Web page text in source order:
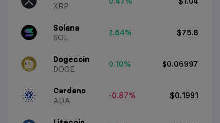
XRP
Solana
SOL
2.64% $75.8
Dogecoin
DOGE
0.10% $0.06997
Cardano
ADA
-0.87% $0.1991